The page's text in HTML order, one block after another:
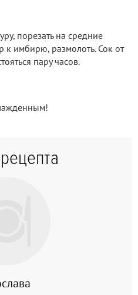
порезать на средние
к имбирю, размолоть. Сок от
пару часов.